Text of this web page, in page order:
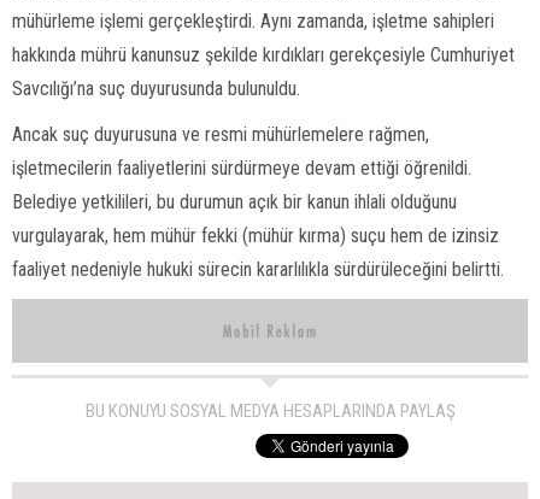
mühürleme işlemi gerçekleştirdi. Aynı zamanda, işletme sahipleri
hakkında mührü kanunsuz şekilde kırdıkları gerekçesiyle Cumhuriyet
Savcılığı’na suç duyurusunda bulunuldu.
Ancak suç duyurusuna ve resmi mühürlemelere rağmen,
işletmecilerin faaliyetlerini sürdürmeye devam ettiği öğrenildi.
Belediye yetkilileri, bu durumun açık bir kanun ihlali olduğunu
vurgulayarak, hem mühür fekki (mühür kırma) suçu hem de izinsiz
faaliyet nedeniyle hukuki sürecin kararlılıkla sürdürüleceğini belirtti.
BU KONUYU SOSYAL MEDYA HESAPLARINDA PAYLAŞ